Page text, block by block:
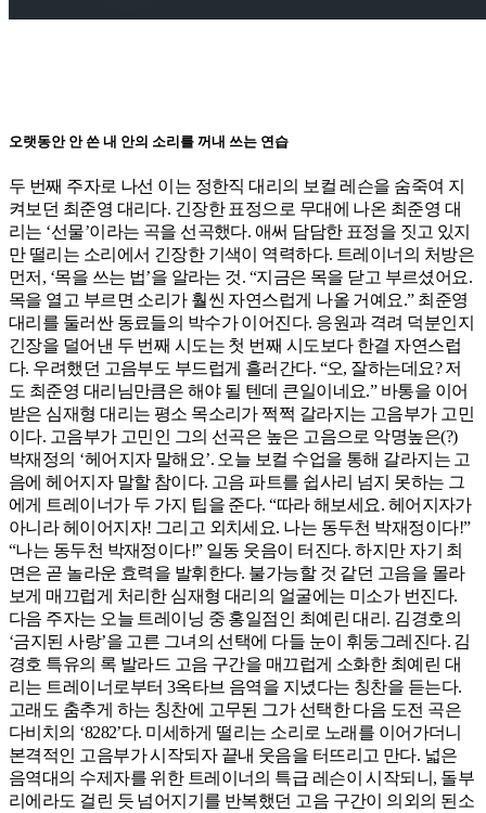
오랫동안 안 쓴 내 안의 소리를 꺼내 쓰는 연습
두 번째 주자로 나선 이는 정한직 대리의 보컬 레슨을 숨죽여 지
켜보던 최준영 대리다. 긴장한 표정으로 무대에 나온 최준영 대
리는 ‘선물’이라는 곡을 선곡했다. 애써 담담한 표정을 짓고 있지
만 떨리는 소리에서 긴장한 기색이 역력하다. 트레이너의 처방은
먼저, ‘목을 쓰는 법’을 알라는 것. “지금은 목을 닫고 부르셨어요.
목을 열고 부르면 소리가 훨씬 자연스럽게 나올 거예요.” 최준영
대리를 둘러싼 동료들의 박수가 이어진다. 응원과 격려 덕분인지
긴장을 덜어낸 두 번째 시도는 첫 번째 시도보다 한결 자연스럽
다. 우려했던 고음부도 부드럽게 흘러간다. “오, 잘하는데요? 저
도 최준영 대리님만큼은 해야 될 텐데 큰일이네요.” 바통을 이어
받은 심재형 대리는 평소 목소리가 쩍쩍 갈라지는 고음부가 고민
이다. 고음부가 고민인 그의 선곡은 높은 고음으로 악명높은(?)
박재정의 ‘헤어지자 말해요’. 오늘 보컬 수업을 통해 갈라지는 고
음에 헤어지자 말할 참이다. 고음 파트를 쉽사리 넘지 못하는 그
에게 트레이너가 두 가지 팁을 준다. “따라 해보세요. 헤어지자가
아니라 헤이어지자! 그리고 외치세요. 나는 동두천 박재정이다!”
“나는 동두천 박재정이다!” 일동 웃음이 터진다. 하지만 자기 최
면은 곧 놀라운 효력을 발휘한다. 불가능할 것 같던 고음을 몰라
보게 매끄럽게 처리한 심재형 대리의 얼굴에는 미소가 번진다.
다음 주자는 오늘 트레이닝 중 홍일점인 최예린 대리. 김경호의
‘금지된 사랑’을 고른 그녀의 선택에 다들 눈이 휘둥그레진다. 김
경호 특유의 록 발라드 고음 구간을 매끄럽게 소화한 최예린 대
리는 트레이너로부터 3옥타브 음역을 지녔다는 칭찬을 듣는다.
고래도 춤추게 하는 칭찬에 고무된 그가 선택한 다음 도전 곡은
다비치의 ‘8282’다. 미세하게 떨리는 소리로 노래를 이어가더니
본격적인 고음부가 시작되자 끝내 웃음을 터뜨리고 만다. 넓은
음역대의 수제자를 위한 트레이너의 특급 레슨이 시작되니, 돌부
리에라도 걸린 듯 넘어지기를 반복했던 고음 구간이 의외의 된소